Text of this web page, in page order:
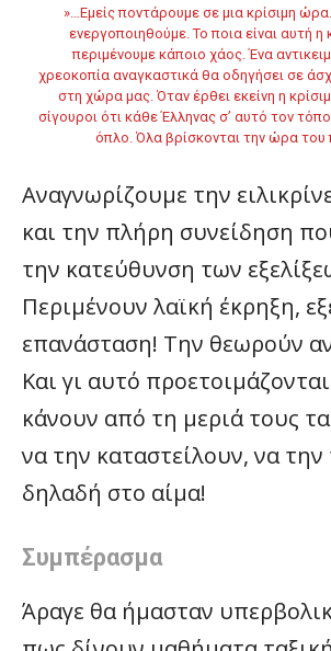
»…Εμείς ποντάρουμε σε μια κρίσιμη
ενεργοποιηθούμε. Το ποια είναι αυτή
περιμένουμε κάποιο χάος. Ένα
χρεοκοπία αναγκαστικά θα οδηγήσει σε
στη χώρα μας. Όταν έρθει εκείνη η
σίγουροι ότι κάθε Έλληνας σ’ αυτό τον
όπλο. Όλα βρίσκονται την ώρα του
Αναγνωρίζουμε την
και την πλήρη συνείδηση
την κατεύθυνση των
Περιμένουν λαϊκή έκρηξη,
επανάσταση! Την θεωρούν
Και γι αυτό
κάνουν από τη μεριά τους
να την καταστείλουν, να την
δηλαδή στο αίμα!
Συμπέρασμα
Άραγε θα ήμασταν